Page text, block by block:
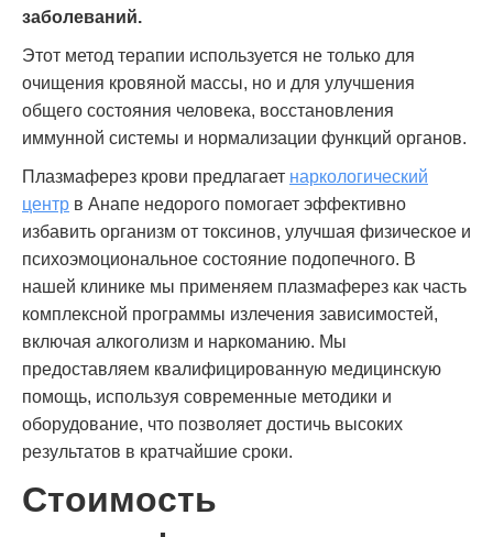
заболеваний.
Этот метод терапии используется не только для
очищения кровяной массы, но и для улучшения
общего состояния человека, восстановления
иммунной системы и нормализации функций органов.
Плазмаферез крови предлагает наркологический
центр в Анапе недорого помогает эффективно
избавить организм от токсинов, улучшая физическое и
психоэмоциональное состояние подопечного. В
нашей клинике мы применяем плазмаферез как часть
комплексной программы излечения зависимостей,
включая алкоголизм и наркоманию. Мы
предоставляем квалифицированную медицинскую
помощь, используя современные методики и
оборудование, что позволяет достичь высоких
результатов в кратчайшие сроки.
Стоимость